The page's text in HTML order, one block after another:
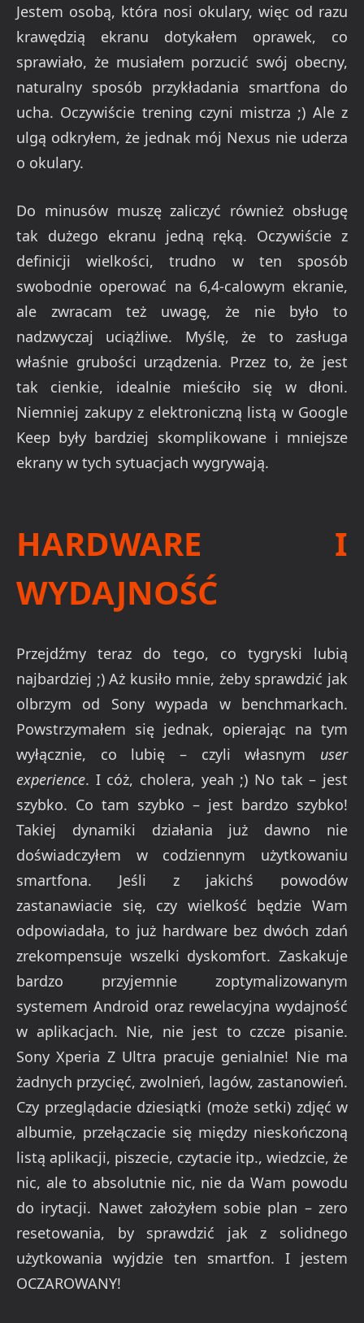
Jestem osobą, która nosi okulary, więc od razu
krawędzią ekranu dotykałem oprawek, co
sprawiało, że musiałem porzucić swój obecny,
naturalny sposób przykładania smartfona do
ucha. Oczywiście trening czyni mistrza ;) Ale z
ulgą odkryłem, że jednak mój Nexus nie uderza
o okulary.
Do minusów muszę zaliczyć również obsługę
tak dużego ekranu jedną ręką. Oczywiście z
definicji wielkości, trudno w ten sposób
swobodnie operować na 6,4-calowym ekranie,
ale zwracam też uwagę, że nie było to
nadzwyczaj uciążliwe. Myślę, że to zasługa
właśnie grubości urządzenia. Przez to, że jest
tak cienkie, idealnie mieściło się w dłoni.
Niemniej zakupy z elektroniczną listą w Google
Keep były bardziej skomplikowane i mniejsze
ekrany w tych sytuacjach wygrywają.
HARDWARE I
WYDAJNOŚĆ
Przejdźmy teraz do tego, co tygryski lubią
najbardziej ;) Aż kusiło mnie, żeby sprawdzić jak
olbrzym od Sony wypada w benchmarkach.
Powstrzymałem się jednak, opierając na tym
wyłącznie, co lubię – czyli własnym user
experience. I cóż, cholera, yeah ;) No tak – jest
szybko. Co tam szybko – jest bardzo szybko!
Takiej dynamiki działania już dawno nie
doświadczyłem w codziennym użytkowaniu
smartfona. Jeśli z jakichś powodów
zastanawiacie się, czy wielkość będzie Wam
odpowiadała, to już hardware bez dwóch zdań
zrekompensuje wszelki dyskomfort. Zaskakuje
bardzo przyjemnie zoptymalizowanym
systemem Android oraz rewelacyjna wydajność
w aplikacjach. Nie, nie jest to czcze pisanie.
Sony Xperia Z Ultra pracuje genialnie! Nie ma
żadnych przycięć, zwolnień, lagów, zastanowień.
Czy przeglądacie dziesiątki (może setki) zdjęć w
albumie, przełączacie się między nieskończoną
listą aplikacji, piszecie, czytacie itp., wiedzcie, że
nic, ale to absolutnie nic, nie da Wam powodu
do irytacji. Nawet założyłem sobie plan – zero
resetowania, by sprawdzić jak z solidnego
użytkowania wyjdzie ten smartfon. I jestem
OCZAROWANY!